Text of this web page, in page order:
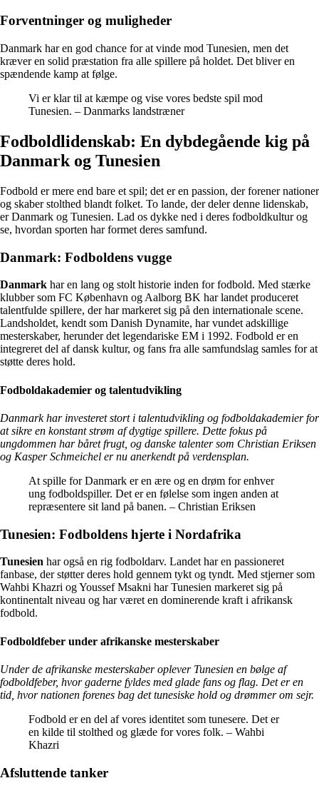
Forventninger og muligheder
Danmark har en god chance for at vinde mod Tunesien, men det
kræver en solid præstation fra alle spillere på holdet. Det bliver en
spændende kamp at følge.
Vi er klar til at kæmpe og vise vores bedste spil mod
Tunesien. – Danmarks landstræner
Fodboldlidenskab: En dybdegående kig på
Danmark og Tunesien
Fodbold er mere end bare et spil; det er en passion, der forener nationer
og skaber stolthed blandt folket. To lande, der deler denne lidenskab,
er Danmark og Tunesien. Lad os dykke ned i deres fodboldkultur og
se, hvordan sporten har formet deres samfund.
Danmark: Fodboldens vugge
Danmark har en lang og stolt historie inden for fodbold. Med stærke
klubber som FC København og Aalborg BK har landet produceret
talentfulde spillere, der har markeret sig på den internationale scene.
Landsholdet, kendt som Danish Dynamite, har vundet adskillige
mesterskaber, herunder det legendariske EM i 1992. Fodbold er en
integreret del af dansk kultur, og fans fra alle samfundslag samles for at
støtte deres hold.
Fodboldakademier og talentudvikling
Danmark har investeret stort i talentudvikling og fodboldakademier for
at sikre en konstant strøm af dygtige spillere. Dette fokus på
ungdommen har båret frugt, og danske talenter som Christian Eriksen
og Kasper Schmeichel er nu anerkendt på verdensplan.
At spille for Danmark er en ære og en drøm for enhver
ung fodboldspiller. Det er en følelse som ingen anden at
repræsentere sit land på banen. – Christian Eriksen
Tunesien: Fodboldens hjerte i Nordafrika
Tunesien har også en rig fodboldarv. Landet har en passioneret
fanbase, der støtter deres hold gennem tykt og tyndt. Med stjerner som
Wahbi Khazri og Youssef Msakni har Tunesien markeret sig på
kontinentalt niveau og har været en dominerende kraft i afrikansk
fodbold.
Fodboldfeber under afrikanske mesterskaber
Under de afrikanske mesterskaber oplever Tunesien en bølge af
fodboldfeber, hvor gaderne fyldes med glade fans og flag. Det er en
tid, hvor nationen forenes bag det tunesiske hold og drømmer om sejr.
Fodbold er en del af vores identitet som tunesere. Det er
en kilde til stolthed og glæde for vores folk. – Wahbi
Khazri
Afsluttende tanker